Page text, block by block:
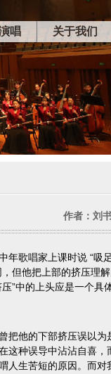
唱 关于我们
作者：刘
年歌唱家上课时说 “吸
但他把上部的挤压理解
”中的上头应是一个具
把他的下部挤压误以为
这种误导中沾沾自喜，
人生苦短的原因。而对